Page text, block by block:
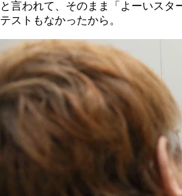
と言われて、そのまま「よーいスタ
テストもなかったから。